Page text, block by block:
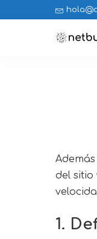
del sitio
1.